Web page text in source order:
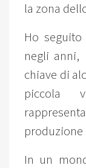
la zona
Ho
negli
chiave di
piccola
produzione
In un